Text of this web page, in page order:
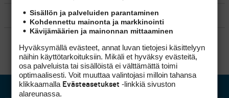
KILPAGOLF & HARJOITTELU
Sisällön ja palveluiden parantaminen
Kohdennettu mainonta ja markkinointi
Kävijämäärien ja mainonnan mittaaminen
Hyväksymällä evästeet, annat luvan tietojesi käsittelyyn
näihin käyttötarkoituksiin. Mikäli et hyväksy evästeitä,
osa palveluista tai sisällöistä ei välttämättä toimi
optimaalisesti. Voit muuttaa valintojasi milloin tahansa
klikkaamalla Evästeasetukset -linkkiä sivuston
alareunassa.